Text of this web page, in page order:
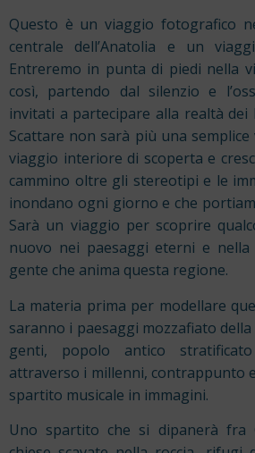
Questo è un viaggio fotografico
centrale dell’Anatolia e un
Entreremo in punta di piedi nella
così, partendo dal silenzio e
invitati a partecipare alla realtà dei
Scattare non sarà più una
viaggio interiore di scoperta e
cammino oltre gli stereotipi e le
inondano ogni giorno e che
Sarà un viaggio per scoprire
nuovo nei paesaggi eterni e
gente che anima questa regione.
La materia prima per modellare
saranno i paesaggi mozzafiato
genti, popolo antico
attraverso i millenni, contrappunto
spartito musicale in immagini.
Uno spartito che si dipanerà fra